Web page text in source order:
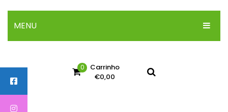
MENU
ARRANJOS
0
Carrinho
€0,00